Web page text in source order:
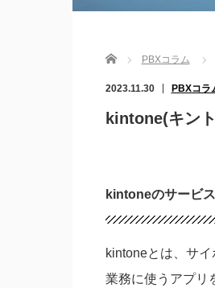
Home PBXコラム
2023.11.30 PBXコラ
kintone(キン
kintoneのサービ
kintoneとは、サ
業務に使うアプリ